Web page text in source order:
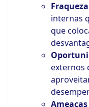
internas
que
externos
Ameaças